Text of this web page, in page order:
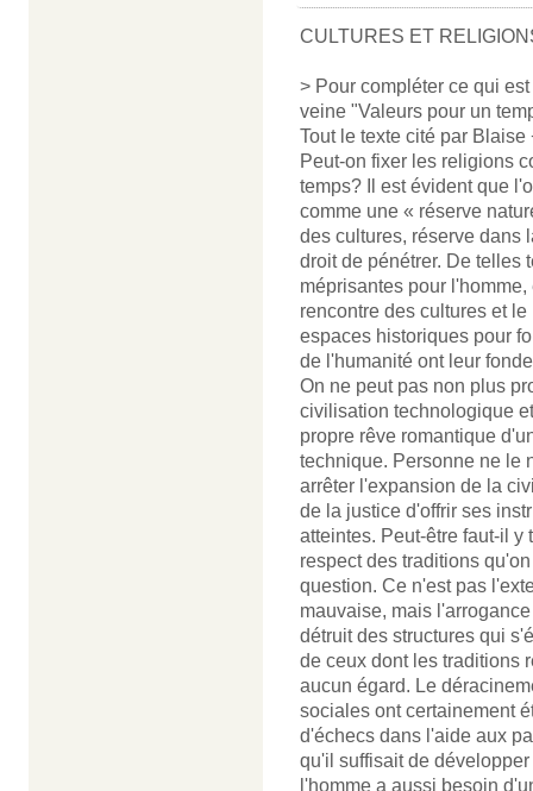
CULTURES ET
> Pour compléter ce qui
veine "Valeurs pour un
Tout le texte cité par
Peut-on fixer les religions
temps? Il est évident que
comme une « réserve
des cultures, réserve dans
droit de pénétrer. De telles
méprisantes pour
rencontre des cultures et
espaces historiques pour
de l'humanité ont leur
On ne peut pas non plus
civilisation technologique
propre rêve romantique
technique. Personne ne le
arrêter l'expansion de la
de la justice d'offrir ses
atteintes. Peut-être faut-il
respect des traditions
question. Ce n'est pas
mauvaise, mais
détruit des structures qui
de ceux dont les traditions
aucun égard. Le
sociales ont certainement
d'échecs dans l'aide aux
qu'il suffisait de
l'homme a aussi besoin